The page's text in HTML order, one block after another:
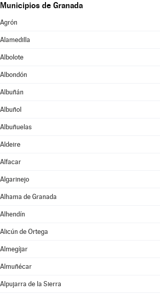
Municipios de Granada
Agrón
Alamedilla
Albolote
Albondón
Albuñán
Albuñol
Albuñuelas
Aldeire
Alfacar
Algarinejo
Alhama de Granada
Alhendín
Alicún de Ortega
Almegíjar
Almuñécar
Alpujarra de la Sierra